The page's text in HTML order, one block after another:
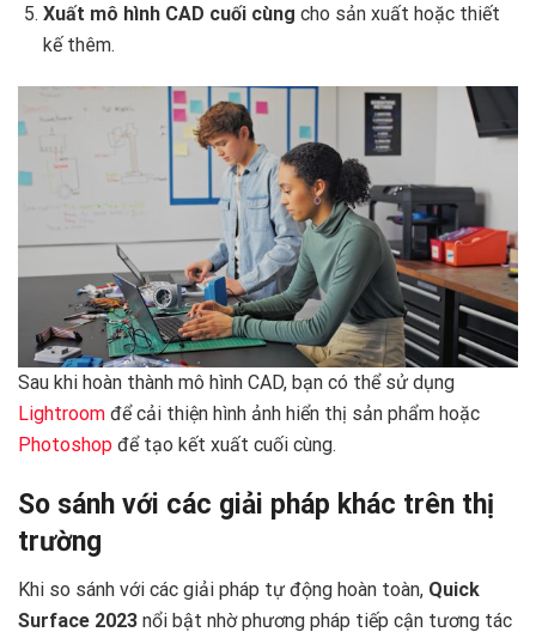
Xuất mô hình CAD cuối cùng cho sản xuất hoặc thiết
kế thêm.
Sau khi hoàn thành mô hình CAD, bạn có thể sử dụng
Lightroom để cải thiện hình ảnh hiển thị sản phẩm hoặc
Photoshop để tạo kết xuất cuối cùng.
So sánh với các giải pháp khác trên thị
trường
Khi so sánh với các giải pháp tự động hoàn toàn, Quick
Surface 2023 nổi bật nhờ phương pháp tiếp cận tương tác